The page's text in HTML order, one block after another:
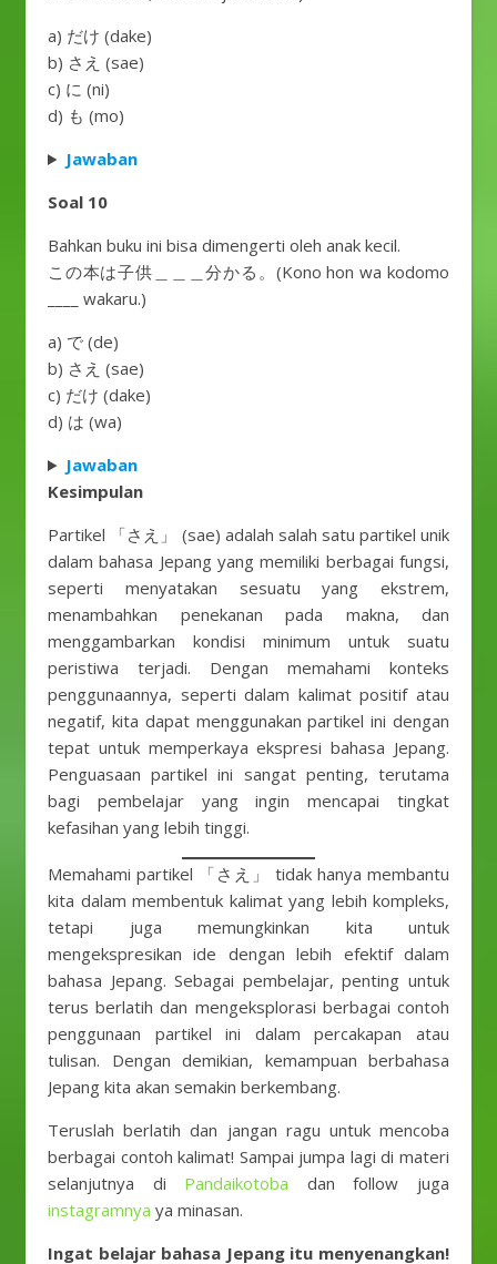
a) だけ (dake)
b) さえ (sae)
c) に (ni)
d) も (mo)
Jawaban
Soal 10
Bahkan buku ini bisa dimengerti oleh anak kecil.
この本は子供＿＿＿分かる。(Kono hon wa kodomo
____ wakaru.)
a) で (de)
b) さえ (sae)
c) だけ (dake)
d) は (wa)
Jawaban
Kesimpulan
Partikel 「さえ」 (sae) adalah salah satu partikel unik
dalam bahasa Jepang yang memiliki berbagai fungsi,
seperti menyatakan sesuatu yang ekstrem,
menambahkan penekanan pada makna, dan
menggambarkan kondisi minimum untuk suatu
peristiwa terjadi. Dengan memahami konteks
penggunaannya, seperti dalam kalimat positif atau
negatif, kita dapat menggunakan partikel ini dengan
tepat untuk memperkaya ekspresi bahasa Jepang.
Penguasaan partikel ini sangat penting, terutama
bagi pembelajar yang ingin mencapai tingkat
kefasihan yang lebih tinggi.
Memahami partikel 「さえ」 tidak hanya membantu
kita dalam membentuk kalimat yang lebih kompleks,
tetapi juga memungkinkan kita untuk
mengekspresikan ide dengan lebih efektif dalam
bahasa Jepang. Sebagai pembelajar, penting untuk
terus berlatih dan mengeksplorasi berbagai contoh
penggunaan partikel ini dalam percakapan atau
tulisan. Dengan demikian, kemampuan berbahasa
Jepang kita akan semakin berkembang.
Teruslah berlatih dan jangan ragu untuk mencoba
berbagai contoh kalimat! Sampai jumpa lagi di materi
selanjutnya di Pandaikotoba dan follow juga
instagramnya ya minasan.
Ingat belajar bahasa Jepang itu menyenangkan!